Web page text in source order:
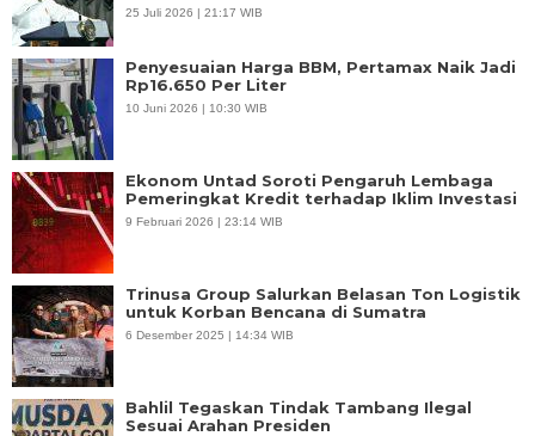
25 Juli 2026 | 21:17 WIB
Penyesuaian Harga BBM, Pertamax Naik Jadi
Rp16.650 Per Liter
10 Juni 2026 | 10:30 WIB
Ekonom Untad Soroti Pengaruh Lembaga
Pemeringkat Kredit terhadap Iklim Investasi
9 Februari 2026 | 23:14 WIB
Trinusa Group Salurkan Belasan Ton Logistik
untuk Korban Bencana di Sumatra
6 Desember 2025 | 14:34 WIB
Bahlil Tegaskan Tindak Tambang Ilegal
Sesuai Arahan Presiden